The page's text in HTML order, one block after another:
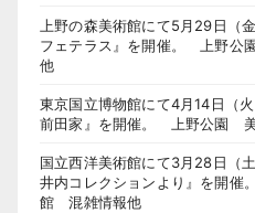
上野の森美術館にて5月29日（
フェテラス』を開催。 上野
他
東京国立博物館にて4月14日（
前田家』を開催。 上野公園
国立西洋美術館にて3月28日
井内コレクションより』を開
館 混雑情報他